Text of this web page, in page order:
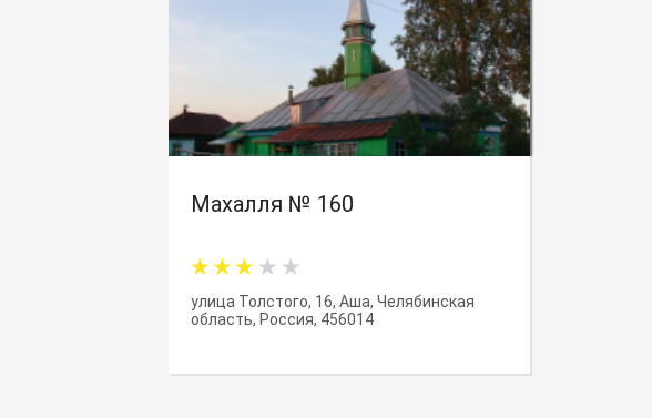
Махалля № 160
улица Толстого, 16, Аша, Челябинская
область, Россия, 456014